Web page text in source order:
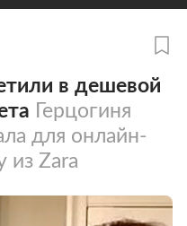
в дешевой
Герцогиня
для онлайн-
из Zara